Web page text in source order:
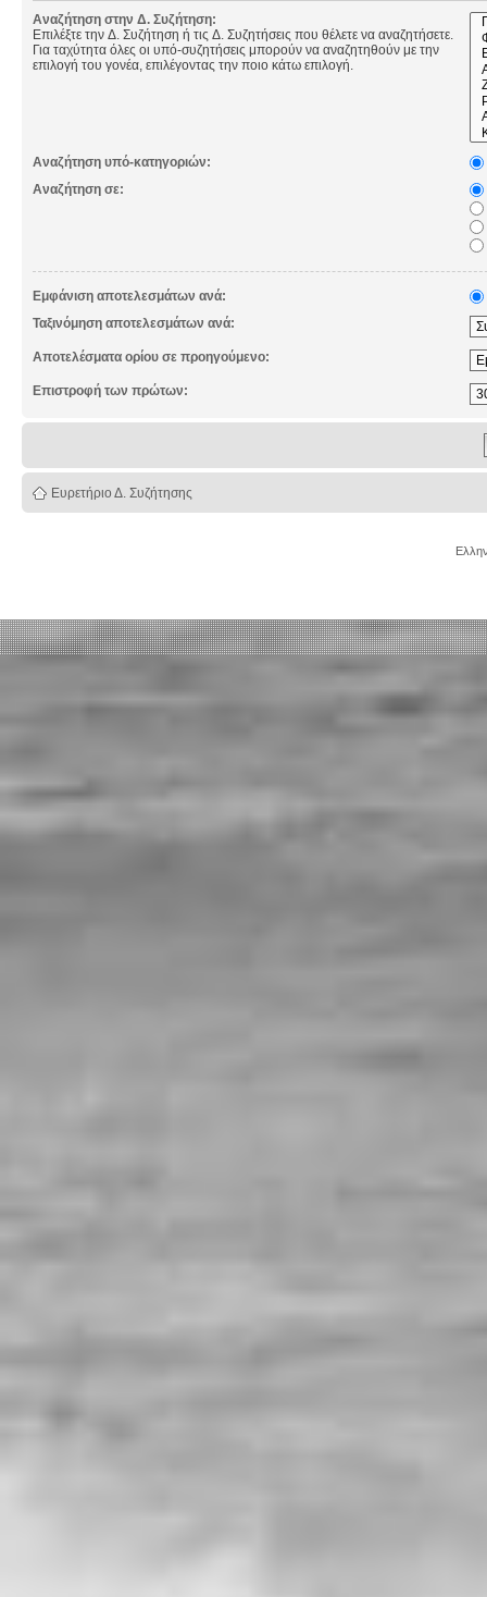
Αναζήτηση στην Δ. Συζήτηση:
Επιλέξτε την Δ. Συζήτηση ή τις Δ. Συζητήσεις που θέλετε να αναζητήσετε.
Για ταχύτητα όλες οι υπό-συζητήσεις μπορούν να αναζητηθούν με την
επιλογή του γονέα, επιλέγοντας την ποιο κάτω επιλογή.
Αναζήτηση υπό-κατηγοριών:
Αναζήτηση σε:
Εμφάνιση αποτελεσμάτων ανά:
Ταξινόμηση αποτελεσμάτων ανά:
Αποτελέσματα ορίου σε προηγούμενο:
Επιστροφή των πρώτων:
Ευρετήριο Δ. Συζήτησης